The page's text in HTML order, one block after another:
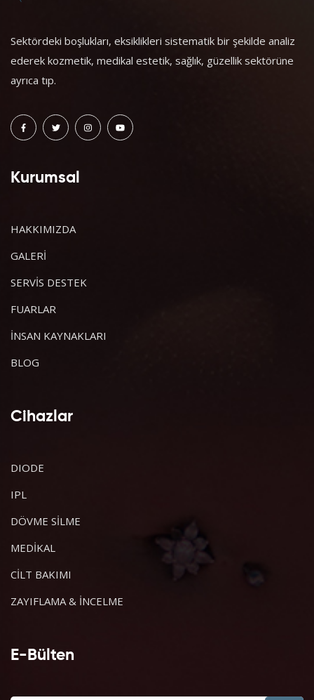
Sektördeki boşlukları, eksiklikleri sistematik bir şekilde analiz
ederek kozmetik, medikal estetik, sağlık, güzellik sektörüne
ayrıca tıp.
Kurumsal
HAKKIMIZDA
GALERİ
SERVİS DESTEK
FUARLAR
İNSAN KAYNAKLARI
BLOG
Cihazlar
DIODE
IPL
DÖVME SİLME
MEDİKAL
CİLT BAKIMI
ZAYIFLAMA & İNCELME
E-Bülten